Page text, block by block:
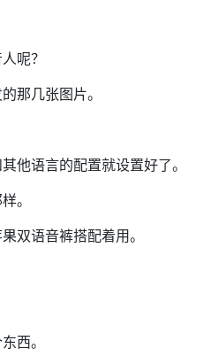
呢？
那几张图片。
他语言的配置就设置好了。
。
双语音裤搭配着用。
西。